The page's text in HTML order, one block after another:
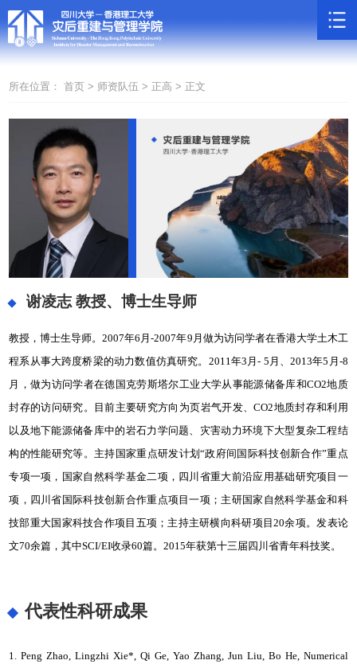
所在位置： 首页 > 师资队伍 > 正高 > 正文
谢凌志教授、博士生导师
教授，博士生导师。2007年6月-2007年9月做为访问学者在香港大学土木工
程系从事大跨度桥梁的动力数值仿真研究。2011年3月- 5月、2013年5月-8
月，做为访问学者在德国克劳斯塔尔工业大学从事能源储备库和CO2地质
封存的访问研究。目前主要研究方向为页岩气开发、CO2地质封存和利用
以及地下能源储备库中的岩石力学问题、灾害动力环境下大型复杂工程结
构的性能研究等。主持国家重点研发计划“政府间国际科技创新合作”重点
专项一项，国家自然科学基金二项，四川省重大前沿应用基础研究项目一
项，四川省国际科技创新合作重点项目一项；主研国家自然科学基金和科
技部重大国家科技合作项目五项；主持主研横向科研项目20余项。发表论
文70余篇，其中SCI/EI收录60篇。2015年获第十三届四川省青年科技奖。
代表性科研成果
1. Peng Zhao, Lingzhi Xie*, Qi Ge, Yao Zhang, Jun Liu, Bo He, Numerical